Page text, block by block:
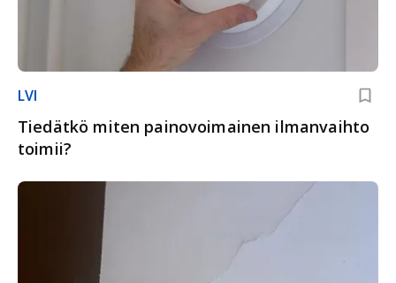
LVI
Tiedätkö miten painovoimainen ilmanvaihto
toimii?